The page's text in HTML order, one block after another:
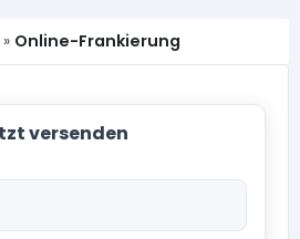
» Online-Frankierung